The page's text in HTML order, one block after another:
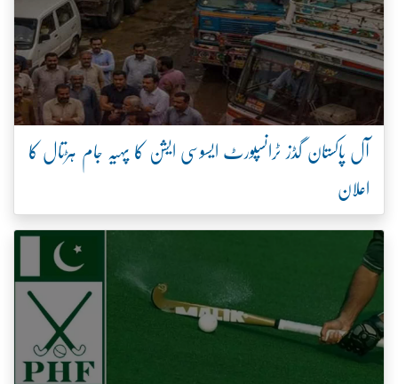
آل پاکستان گڈز ٹرانسپورٹ ایسوسی ایشن کا پہیہ جام ہڑتال کا
اعلان